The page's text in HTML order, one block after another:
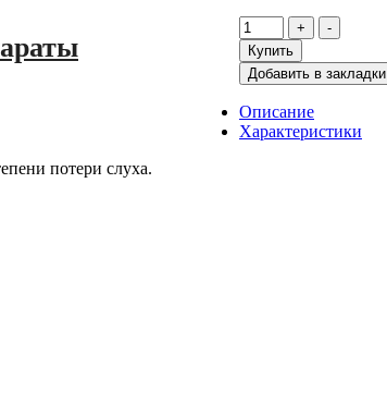
Купить
Добавить в закладки
Описание
Характеристики
потери слуха.